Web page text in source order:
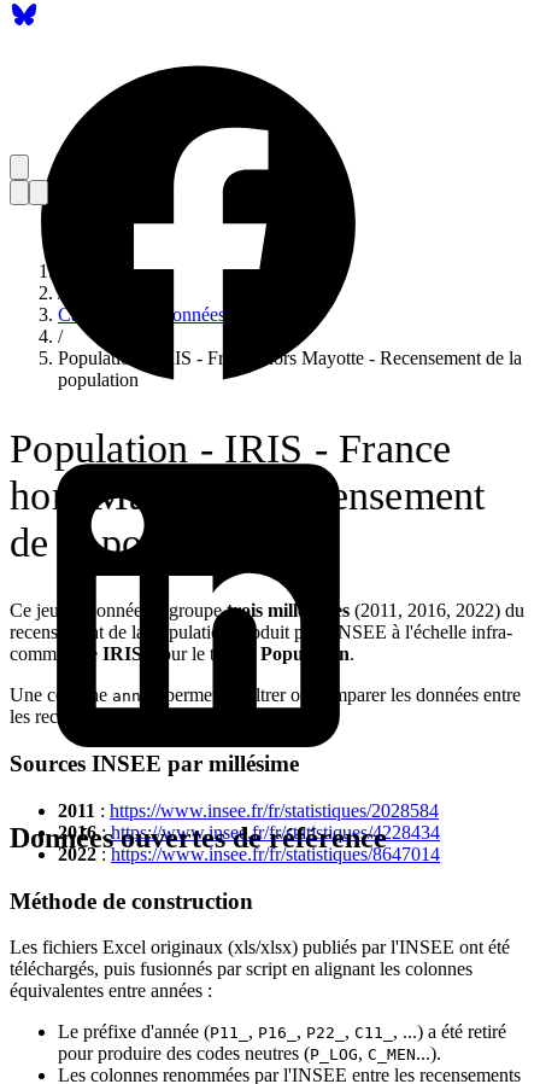
Données ouvertes de référence
/
Catalogue de données
/
Population - IRIS - France hors Mayotte - Recensement de la
population
Population - IRIS - France
hors Mayotte - Recensement
de la population
Ce jeu de données regroupetrois millésimes (2011, 2016, 2022) du
recensement de la population produit par l'INSEE à l'échelle infra-
communale IRIS , pour le thème Population.
Une colonne annee
permet de filtrer ou comparer les données entre
les recensements.
Sources INSEE par millésime
2011 : https://www.insee.fr/fr/statistiques/2028584
2016:https://www.insee.fr/fr/statistiques/4228434
2022:https://www.insee.fr/fr/statistiques/8647014
Méthode de construction
Les fichiers Excel originaux (xls/xlsx) publiés par l'INSEE ont été
téléchargés, puis fusionnés par script en alignant les colonnes
équivalentes entre années :
Le préfixe d'année (P11_ , P16_ , P22_ , C11_ , ...) a été retiré
pour produire des codes neutres (P_LOG, C_MEN...).
Les colonnes renommées par l'INSEE entre les recensements